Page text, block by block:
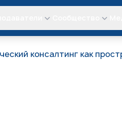
консалтинг как